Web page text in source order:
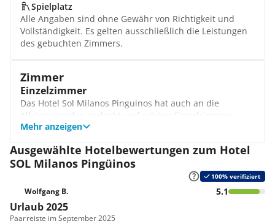
Spielplatz
Alle Angaben sind ohne Gewähr von Richtigkeit und
Vollständigkeit. Es gelten ausschließlich die Leistungen
des gebuchten Zimmers.
Zimmer
Einzelzimmer
Das Hotel Sol Milanos Pinguinos hat auch an die
Alleinreisenden gedacht und schöne Einzelzimmer
eingerichtet. Hier lassen Sie sich vom
Terrasse und genießen die kühle Luft der Klimaanlage.
Standardzimmer
Bestaunen Sie den schönen Strand von Son Bou und
buchen die Standardzimmer mit wundervollem
Ausblick. Aber auch Standardzimmer mit einem
zusätzlichen Etagenbett sind in dieser Kategorie
Mehr anzeigen
Ausgewählte Hotelbewertungen zum Hotel
SOL Milanos Pingüinos
100% verifiziert
Wolfgang B. 5.1
Urlaub 2025
Paarreiste im September 2025